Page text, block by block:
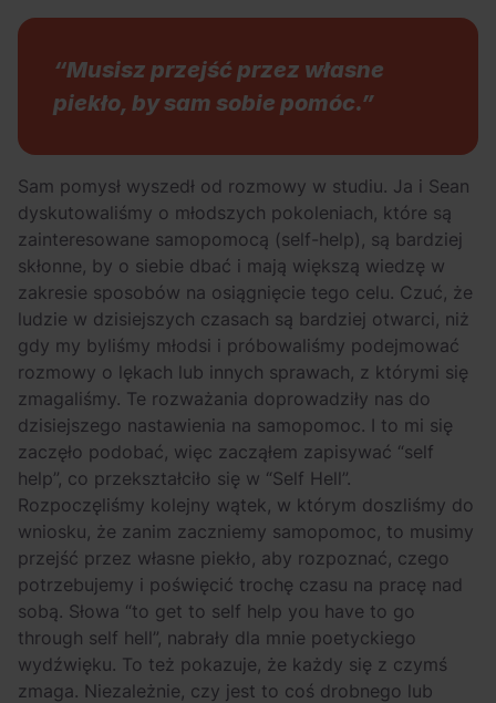
“Musisz przejść przez własne
piekło, by sam sobie pomóc.”
Sam pomysł wyszedł od rozmowy w studiu. Ja i Sean
dyskutowaliśmy o młodszych pokoleniach, które są
zainteresowane samopomocą (self-help), są bardziej
skłonne, by o siebie dbać i mają większą wiedzę w
zakresie sposobów na osiągnięcie tego celu. Czuć, że
ludzie w dzisiejszych czasach są bardziej otwarci, niż
gdy my byliśmy młodsi i próbowaliśmy podejmować
rozmowy o lękach lub innych sprawach, z którymi się
zmagaliśmy. Te rozważania doprowadziły nas do
dzisiejszego nastawienia na samopomoc. I to mi się
zaczęło podobać, więc zacząłem zapisywać “self
help”, co przekształciło się w “Self Hell”.
Rozpoczęliśmy kolejny wątek, w którym doszliśmy do
wniosku, że zanim zaczniemy samopomoc, to musimy
przejść przez własne piekło, aby rozpoznać, czego
potrzebujemy i poświęcić trochę czasu na pracę nad
sobą. Słowa “to get to self help you have to go
through self hell”, nabrały dla mnie poetyckiego
wydźwięku. To też pokazuje, że każdy się z czymś
zmaga. Niezależnie, czy jest to coś drobnego lub